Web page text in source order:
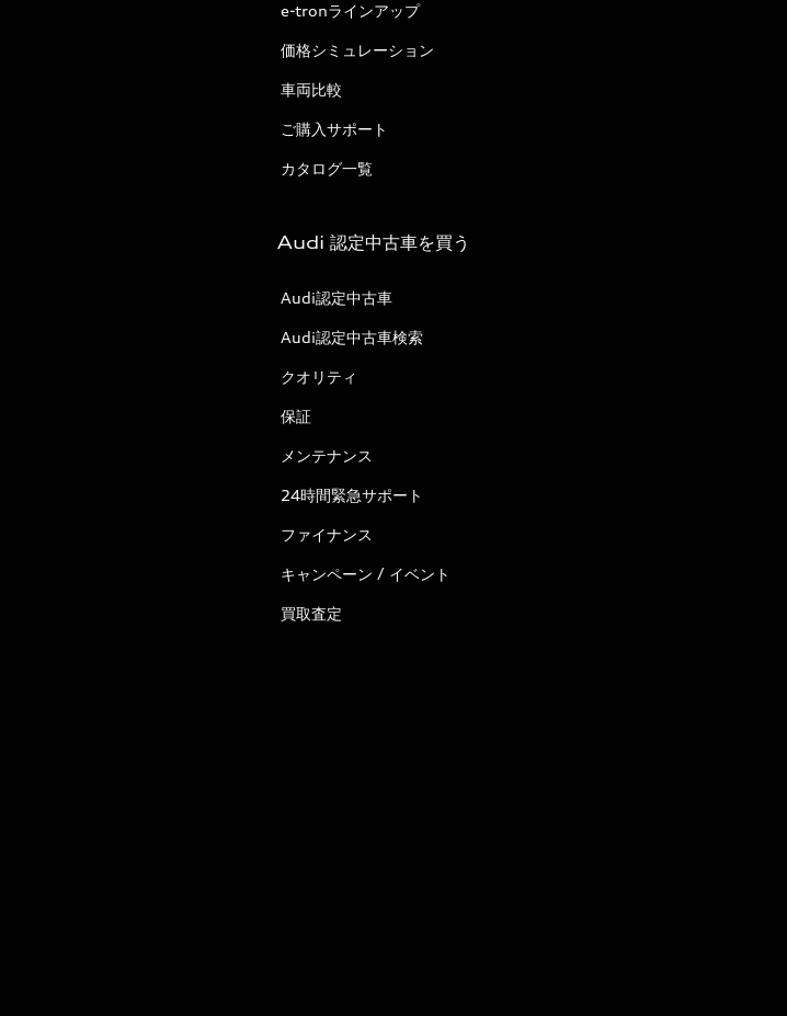
e-tronラインアップ
価格シミュレーション
車両比較
ご購入サポート
カタログ一覧
Audi 認定中古車を買う
Audi認定中古車
Audi認定中古車検索
クオリティ
保証
メンテナンス
24時間緊急サポート
ファイナンス
キャンペーン / イベント
買取査定